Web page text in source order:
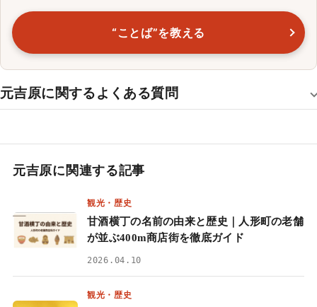
“ことば”を教える
元吉原に関するよくある質問
元吉原に関連する記事
観光・歴史
甘酒横丁の名前の由来と歴史｜人形町の老舗
が並ぶ400m商店街を徹底ガイド
2026.04.10
観光・歴史